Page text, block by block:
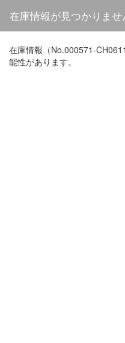
在庫情報が見つかりませ
在庫情報（No.000571-
能性があります。